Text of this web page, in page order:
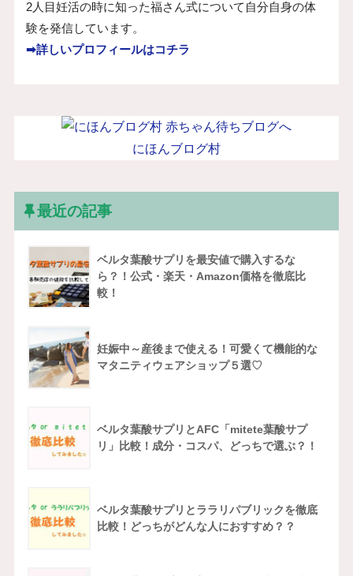
2人目妊活の時に知った福さん式について自分自身の体
験を発信しています。
➡詳しいプロフィールはコチラ
にほんブログ村
最近の記事
ベルタ葉酸サプリを最安値で購入するな
ら？！公式・楽天・Amazon価格を徹底比
較！
妊娠中～産後まで使える！可愛くて機能的な
マタニティウェアショップ５選♡
ベルタ葉酸サプリとAFC「mitete葉酸サプ
リ」比較！成分・コスパ、どっちで選ぶ？！
ベルタ葉酸サプリとララリパブリックを徹底
比較！どっちがどんな人におすすめ？？